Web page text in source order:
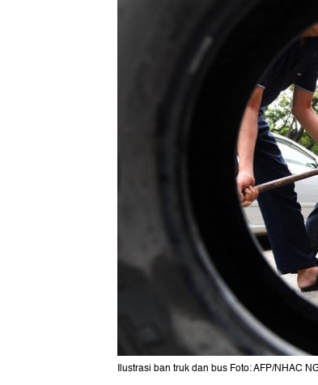
Ilustrasi ban truk dan bus Foto: AFP/NHAC